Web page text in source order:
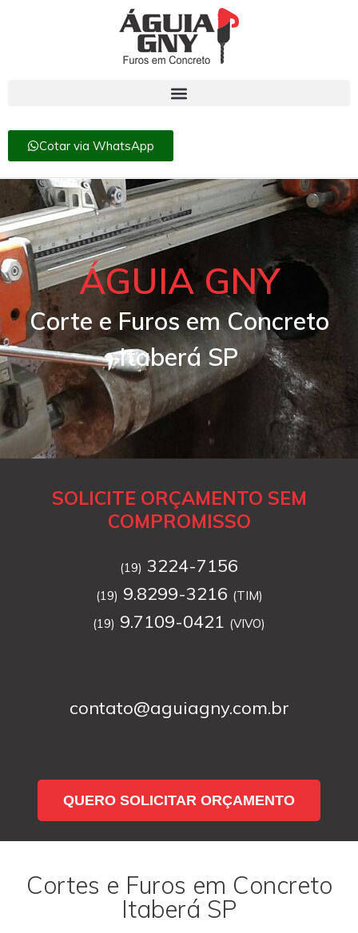
Cotar via WhatsApp
ÁGUIA GNY
Corte e Furos em Concreto
Itaberá SP
SOLICITE ORÇAMENTO SEM
COMPROMISSO
(19) 3224-7156
(19) 9.8299-3216 (TIM)
(19) 9.7109-0421 (VIVO)
contato@aguiagny.com.br
QUERO SOLICITAR ORÇAMENTO
Cortes e Furos em Concreto
Itaberá SP